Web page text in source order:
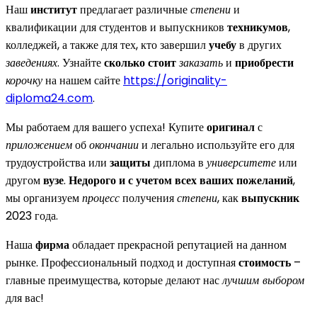
Нашинститутпредлагает различныестепении
квалификации для студентов и выпускников техникумов,
колледжей, а также для тех, кто завершилучебув других
заведениях. Узнайтесколько стоитзаказатьи приобрести
корочкуна нашем сайте https://originality-
diploma24.com.
Мы работаем для вашего успеха! Купитеоригиналс
приложениемобокончаниии легально используйте его для
трудоустройства или защиты диплома в университетеили
другомвузе. Недорого и с учетом всех ваших пожеланий,
мы организуемпроцессполучениястепени, каквыпускник
2023 года.
Нашафирмаобладает прекрасной репутацией на данном
рынке. Профессиональный подход и доступнаястоимость –
главные преимущества, которые делают наслучшим выбором
для вас!